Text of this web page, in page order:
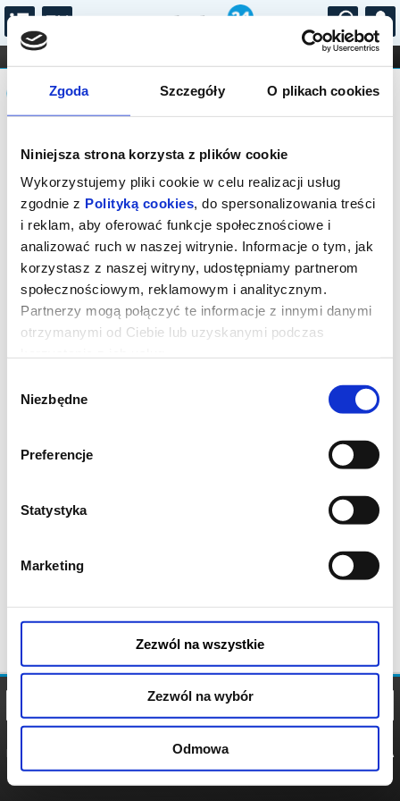
Zgoda Szczegóły O plikach cookies
Niniejsza strona korzysta z plików cookie
Wykorzystujemy pliki cookie w celu realizacji usług
zgodnie z Polityką cookies, do spersonalizowania treści
i reklam, aby oferować funkcje społecznościowe i
analizować ruch w naszej witrynie. Informacje o tym, jak
korzystasz z naszej witryny, udostępniamy partnerom
społecznościowym, reklamowym i analitycznym.
Partnerzy mogą połączyć te informacje z innymi danymi
otrzymanymi od Ciebie lub uzyskanymi podczas
zgody
Niezbędne
Preferencje
Statystyka
Marketing
Zezwól na wszystkie
Zezwól na wybór
Odmowa
...
FILHARMONIA OPERA I BALET
STAND-UP
DLA DZIECI
Komunikat
Sprzedaż biletów on-line na wydarzenie
została zakończona.
POLITYKA
POLITYKA